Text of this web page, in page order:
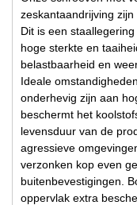
zeskantaandrijving
Dit is een
hoge sterkte en
belastbaarheid en
Ideale
onderhevig zijn aan
beschermt het
levensduur van de
agressieve
verzonken kop even
buitenbevestigingen.
oppervlak extra